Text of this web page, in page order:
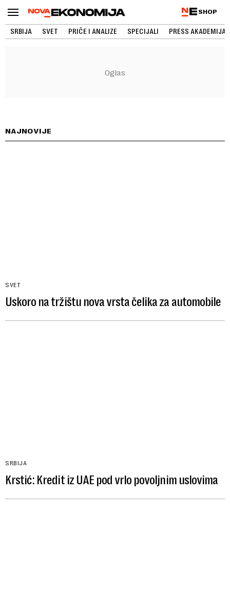
SHOP
SRBIJA SVET PRIČE I ANALIZE SPECIJALI PRESS AKADEMIJA
NAJNOVIJE
SVET
Uskoro na tržištu nova vrsta čelika za automobile
SRBIJA
Krstić: Kredit iz UAE pod vrlo povoljnim uslovima